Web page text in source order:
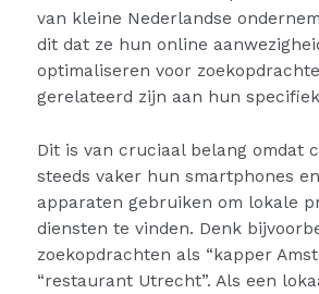
van kleine Nederlandse
dit dat ze hun online
optimaliseren voor
gerelateerd zijn aan hun
Dit is van cruciaal belang omdat
steeds vaker hun smartphones
apparaten gebruiken om lokale
diensten te vinden. Denk
zoekopdrachten als “kapper
“restaurant Utrecht”. Als een